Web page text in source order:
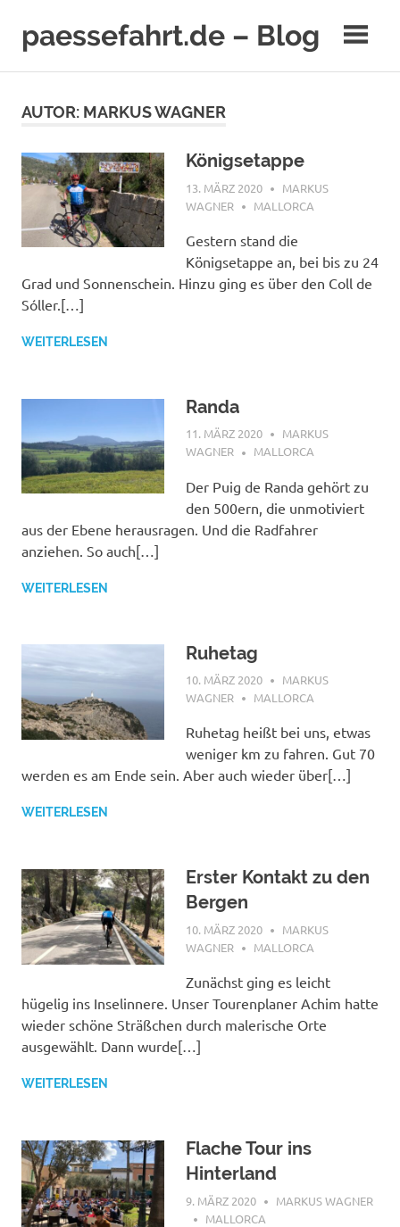
Inhalt
springen
paessefahrt.de – Blog
AUTOR: MARKUS WAGNER
Königsetappe
13. MÄRZ 2020
MARKUS
WAGNER
MALLORCA
Gestern stand die
Königsetappe an, bei bis zu 24
Grad und Sonnenschein. Hinzu ging es über den Coll de
Sóller.[…]
WEITERLESEN
Randa
11. MÄRZ 2020
MARKUS
WAGNER
MALLORCA
Der Puig de Randa gehört zu
den 500ern, die unmotiviert
aus der Ebene herausragen. Und die Radfahrer
anziehen. So auch[…]
WEITERLESEN
Ruhetag
10. MÄRZ 2020
MARKUS
WAGNER
MALLORCA
Ruhetag heißt bei uns, etwas
weniger km zu fahren. Gut 70
werden es am Ende sein. Aber auch wieder über[…]
WEITERLESEN
Erster Kontakt zu den
Bergen
10. MÄRZ 2020
MARKUS
WAGNER
MALLORCA
Zunächst ging es leicht
hügelig ins Inselinnere. Unser Tourenplaner Achim hatte
wieder schöne Sträßchen durch malerische Orte
ausgewählt. Dann wurde[…]
WEITERLESEN
Flache Tour ins
Hinterland
9. MÄRZ 2020
MARKUS WAGNER
MALLORCA